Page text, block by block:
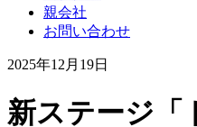
親会社
お問い合わせ
2025年12月19日
新ステージ「